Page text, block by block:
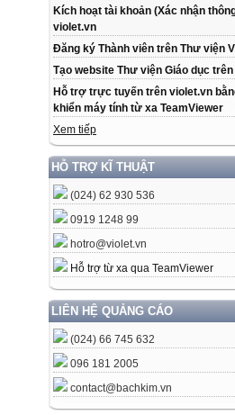
Kích hoạt tài khoản (Xác nhận
violet.vn
Đăng ký Thành viên trên Thư viện
Tạo website Thư viện Giáo dục
Hỗ trợ trực tuyến trên violet.vn
khiển máy tính từ xa TeamViewer
Xem tiếp
HỖ TRỢ KĨ THUẬT
(024) 62 930 536
0919 1248 99
hotro@violet.vn
Hỗ trợ từ xa qua TeamViewer
LIÊN HỆ QUẢNG CÁO
(024) 66 745 632
096 181 2005
contact@bachkim.vn